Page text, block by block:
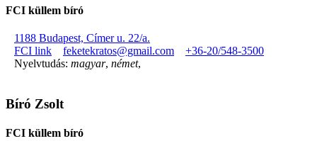
FCI küllem bíró
1188 Budapest, Címer u. 22/a.
FCI link
feketekratos@gmail.com
+36-20/548-3500
Nyelvtudás: magyar, német,
Bíró Zsolt
FCI küllem bíró